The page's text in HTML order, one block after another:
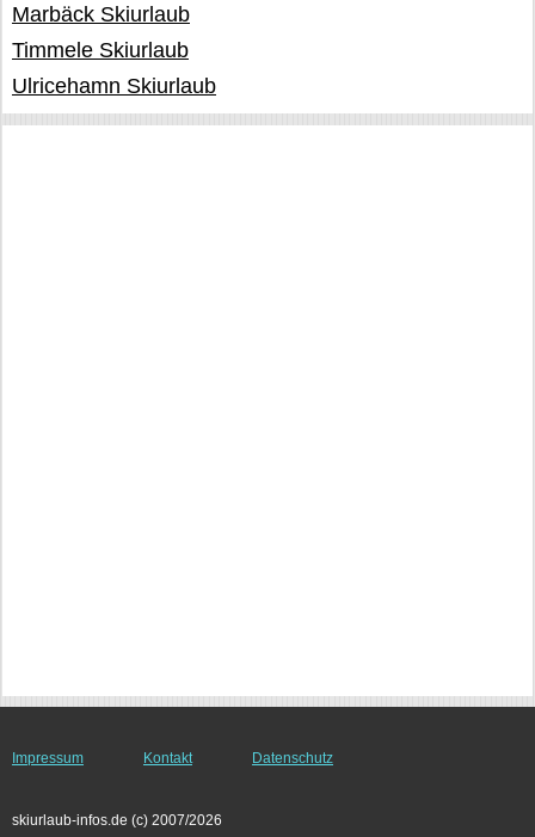
Marbäck Skiurlaub
Timmele Skiurlaub
Ulricehamn Skiurlaub
Impressum Kontakt Datenschutz
skiurlaub-infos.de (c) 2007/2026